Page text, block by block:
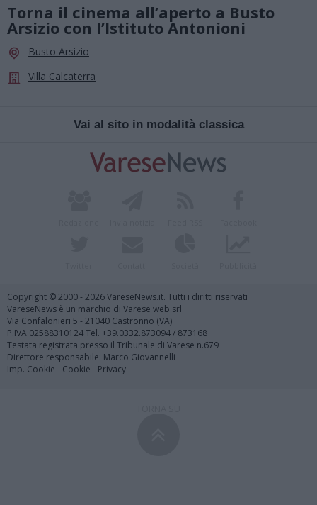
Torna il cinema all’aperto a Busto
Arsizio con l’Istituto Antonioni
Busto Arsizio
Villa Calcaterra
Vai al sito in modalità classica
Copyright © 2000 - 2026 VareseNews.it. Tutti i diritti riservati
VareseNews è un marchio di Varese web srl
Via Confalonieri 5 - 21040 Castronno (VA)
P.IVA 02588310124 Tel. +39.0332.873094 / 873168
Testata registrata presso il Tribunale di Varese n.679
Direttore responsabile: Marco Giovannelli
Imp. Cookie - Cookie - Privacy